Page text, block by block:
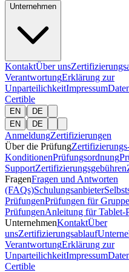
Unternehmen
KontaktÜber uns
VerantwortungErklärung zur
UnparteilichkeitImpressum
Certible
EN |
DE
EN
| DE
AnmeldungZertifizierungen
Über die Prüfung
KonditionenPrüfungsordnung
SupportZertifizierungsgebühren
FragenFragen und Antworten
(FAQs)Schulungsanbieter
PrüfungenPrüfungen für
PrüfungenAnleitung für Tablet-
UnternehmenKontaktÜber
unsZertifizierungsablauf
VerantwortungErklärung zur
UnparteilichkeitImpressum
Certible